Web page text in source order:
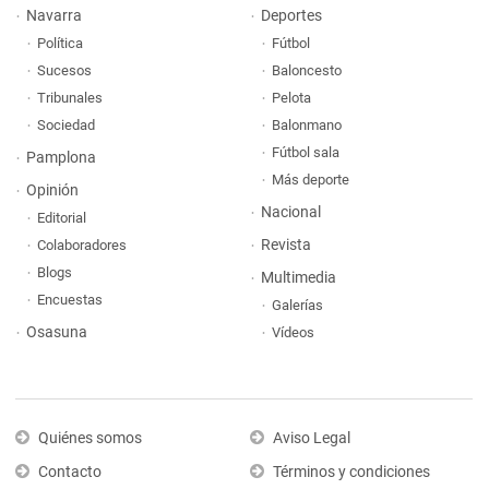
Navarra
Política
Sucesos
Tribunales
Sociedad
Pamplona
Opinión
Editorial
Colaboradores
Blogs
Encuestas
Osasuna
Deportes
Fútbol
Baloncesto
Pelota
Balonmano
Fútbol sala
Más deporte
Nacional
Revista
Multimedia
Galerías
Vídeos
Quiénes somos
Contacto
Aviso Legal
Términos y condiciones